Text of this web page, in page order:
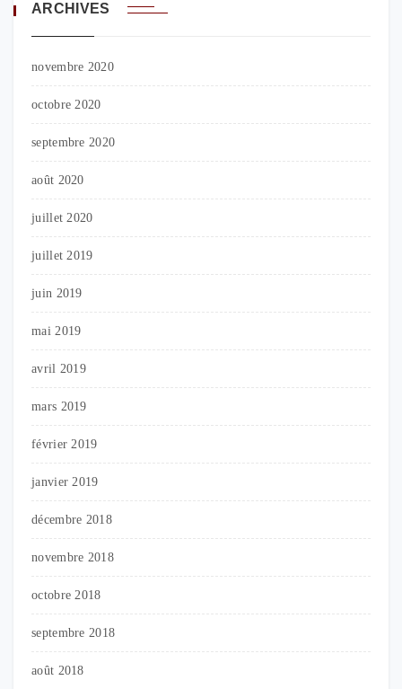
ARCHIVES
novembre 2020
octobre 2020
septembre 2020
août 2020
juillet 2020
juillet 2019
juin 2019
mai 2019
avril 2019
mars 2019
février 2019
janvier 2019
décembre 2018
novembre 2018
octobre 2018
septembre 2018
août 2018